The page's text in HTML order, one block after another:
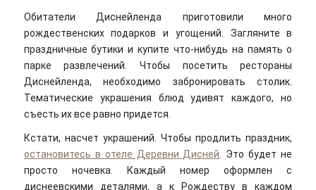
Обитатели Диснейленда приготовили много
рождественских подарков и угощений. Загляните в
праздничные бутики и купите что-нибудь на память о
парке развлечений. Чтобы посетить рестораны
Диснейленда, необходимо забронировать столик.
Тематические украшения блюд удивят каждого, но
съесть их все равно придется.
Кстати, насчет украшений. Чтобы продлить праздник,
остановитесь в отеле Деревни Дисней. Это будет не
просто ночевка. Каждый номер оформлен с
диснеевскими деталями, а к Рождеству в каждом